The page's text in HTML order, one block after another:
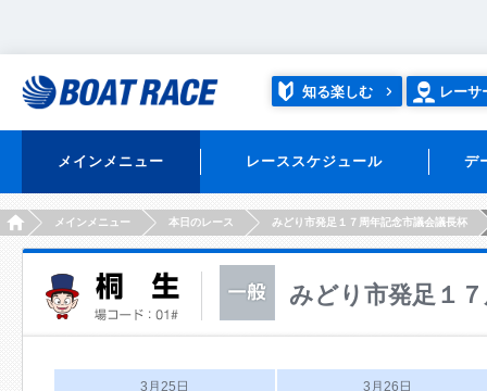
知る楽しむ レーサ
メインメニュー レーススケジュール デ
HOMEメインメニュー 本日のレース みどり市発足１７周年記念市議会議長杯
みどり市発足１
3月25日 3月26日